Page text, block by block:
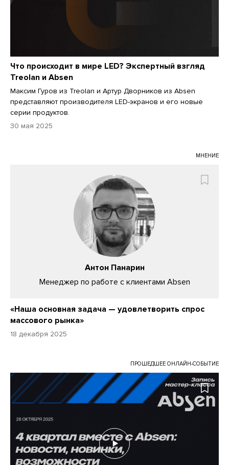
Что происходит в мире LED? Экспертный взгляд
Treolan и Absen
Максим Гуров из Treolan и Артур Дворников из Absen
представляют производителя LED-экранов и его новые
серии продуктов.
30 мая 2025
МНЕНИЕ
Антон Панарин
Менеджер по работе с клиентами Аbsen
«Наша основная задача — удовлетворить спрос
массового рынка»
18 декабря 2025
ПРОШЕДШЕЕ ОНЛАЙН-СОБЫТИЕ